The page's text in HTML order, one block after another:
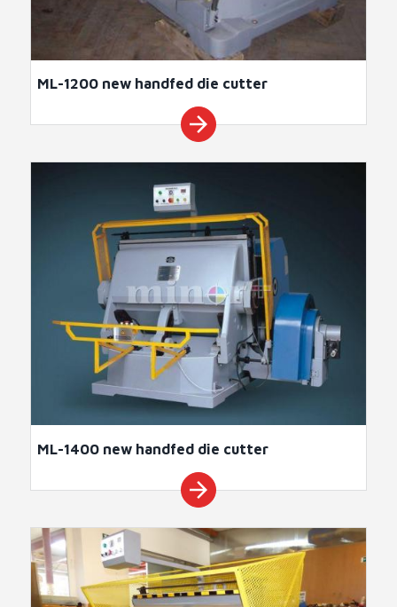
ML-1200 new handfed die cutter
arrow_forward
ML-1400 new handfed die cutter
arrow_forward